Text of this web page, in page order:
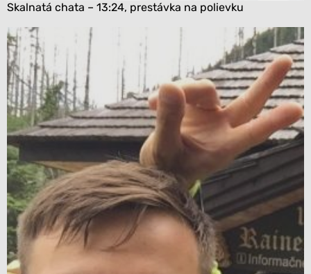
Skalnatá chata – 13:24, prestávka na polievku